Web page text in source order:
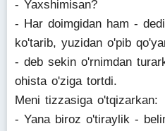
- Yaxshimisan?
- Har doimgidan ham -
ko'tarib, yuzidan o'pib
- deb sekin o'rnimdan
ohista o'ziga tortdi.
Meni tizzasiga o'tqizarkan:
- Yana biroz o'tiraylik -